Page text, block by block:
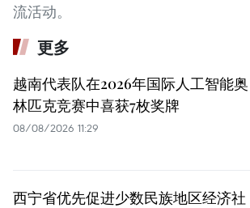
流活动。
更多
越南代表队在2026年国际人工智能奥
林匹克竞赛中喜获7枚奖牌
08/08/2026 11:29
西宁省优先促进少数民族地区经济社